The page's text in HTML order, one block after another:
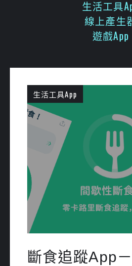
生活工具
線上產生
遊戲App
生活工具App
斷食追蹤App